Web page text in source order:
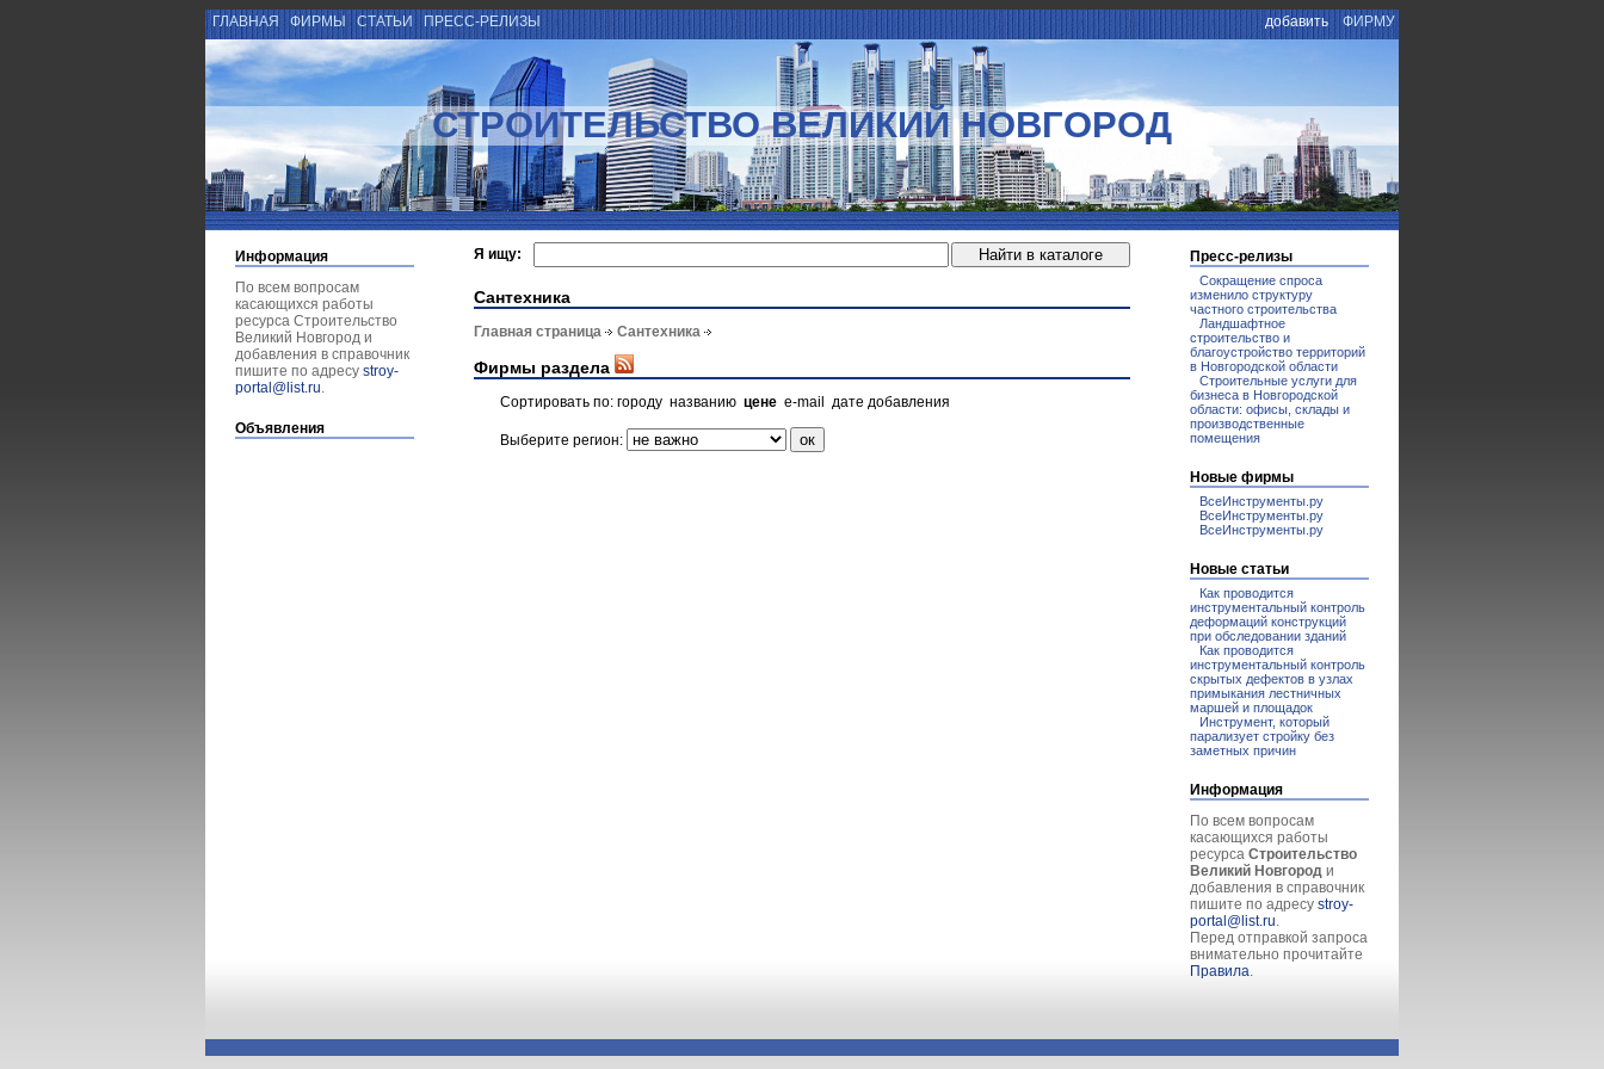
ГЛАВНАЯ ФИРМЫ СТАТЬИ ПРЕСС-РЕЛИЗЫ добавить ФИРМУ
СТРОИТЕЛЬСТВО ВЕЛИКИЙ НОВГОРОД
Информация
По всем вопросам
касающихся работы
ресурса Строительство
Великий Новгород и
добавления в справочник
пишите по адресу stroy-
portal@list.ru.
Объявления
Я ищу:
Сантехника
Главная страница Сантехника
Фирмы раздела
Сортировать по: городу названию цене e-mail дате добавления
Выберите регион:
Пресс-релизы
Сокращение спроса
изменило структуру
частного строительства
Ландшафтное
строительство и
благоустройство территорий
в Новгородской области
Строительные услуги для
бизнеса в Новгородской
области: офисы, склады и
производственные
помещения
Новые фирмы
ВсеИнструменты.ру
ВсеИнструменты.ру
ВсеИнструменты.ру
Новые статьи
Как проводится
инструментальный контроль
деформаций конструкций
при обследовании зданий
Как проводится
инструментальный контроль
скрытых дефектов в узлах
примыкания лестничных
маршей и площадок
Инструмент, который
парализует стройку без
заметных причин
Информация
По всем вопросам
касающихся работы
ресурса Строительство
Великий Новгород и
добавления в справочник
пишите по адресу stroy-
portal@list.ru.
Перед отправкой запроса
внимательно прочитайте
Правила.